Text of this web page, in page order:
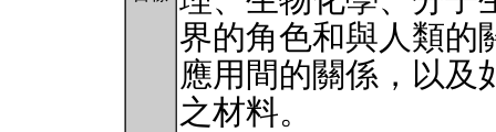
界的角色和與人類的
應用間的關係，以及
之材料。